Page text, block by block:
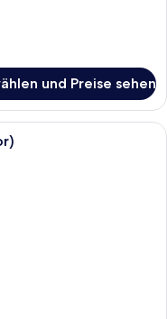
und Preise sehen
Bettwaren, Minibar,